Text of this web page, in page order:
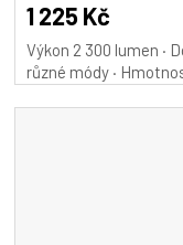
1 225 Kč
Výkon 2 300 lumen ·
různé módy ·